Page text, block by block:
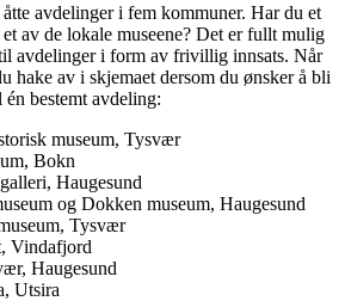
avdelinger i fem kommuner. Har du et
av de lokale museene? Det er fullt mulig
avdelinger i form av frivillig innsats. Når
hake av i skjemaet dersom du ønsker å bli
bestemt avdeling:
museum, Tysvær
Bokn
Haugesund
og Dokken museum, Haugesund
Tysvær
Vindafjord
Haugesund
Utsira